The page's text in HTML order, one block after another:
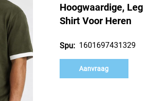
Hoogwaardige,
Shirt Voor Heren
Spu: 1601697431329
Aanvraag